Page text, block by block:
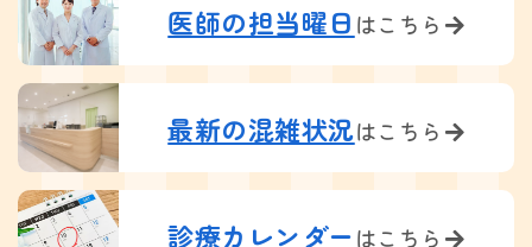
医師の担当曜日 はこちら
最新の混雑状況はこちら
診療カレンダーはこちら